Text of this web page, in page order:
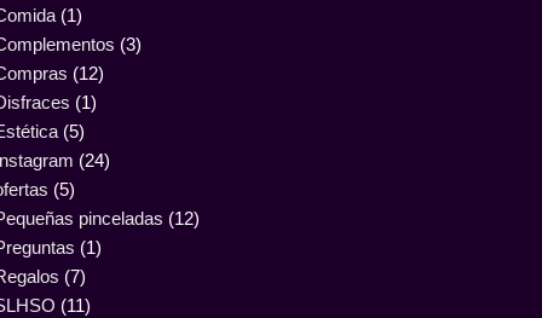
(1)
(3)
(12)
(1)
(5)
(24)
(5)
pinceladas (12)
(1)
(7)
(11)